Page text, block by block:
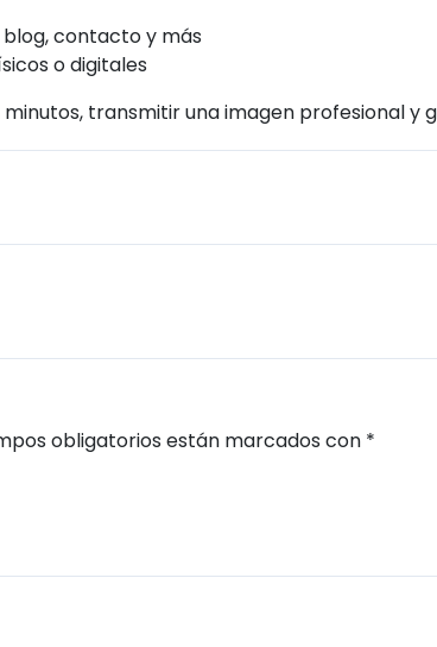
contacto y más
o digitales
transmitir una imagen profesional y
obligatorios están marcados con *